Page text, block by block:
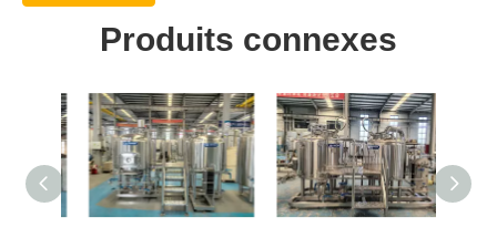
Produits connexes